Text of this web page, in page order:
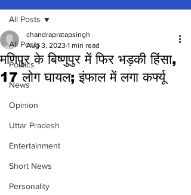
All Posts
Politics
News
Opinion
Uttar Pradesh
Entertainment
Short News
Personality
All Posts
मणिपुर के बिष्णुपुर में फिर भड़की हिंसा,
17 लोग घायल; इंफाल में लगा कर्फ्यू
chandrapratapsingh
Aug 3, 2023 1 min read